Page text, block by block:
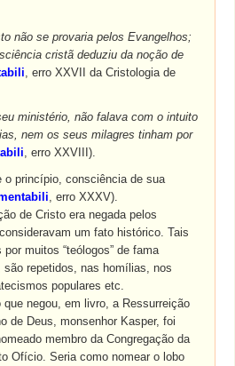
não se provaria pelos Evangelhos;
cristã deduziu da noção de
, erro XXVII da Cristologia de
ministério, não falava com o intuito
nem os seus milagres tinham por
, erro XXVIII).
princípio, consciência de sua
, erro XXXV).
de Cristo era negada pelos
um fato histórico. Tais
muitos “teólogos” de fama
repetidos, nas homílias, nos
populares etc.
negou, em livro, a Ressurreição
de Deus, monsenhor Kasper, foi
membro da Congregação da
Ofício. Seria como nomear o lobo